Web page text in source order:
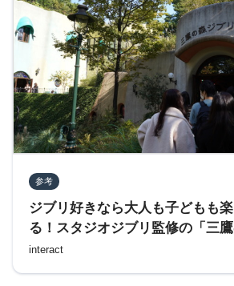
参考
ジブリ好きなら大人も子どもも
る！スタジオジブリ監修の「三
ブリ美術館」へ行ってみた
interact